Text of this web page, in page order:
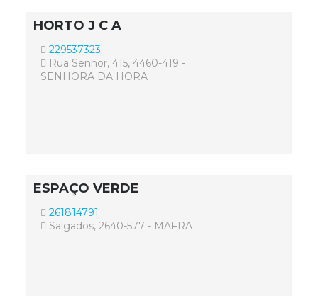
HORTO J C A
229537323
Rua Senhor, 415, 4460-419 -
SENHORA DA HORA
ESPAÇO VERDE
261814791
Salgados, 2640-577 - MAFRA